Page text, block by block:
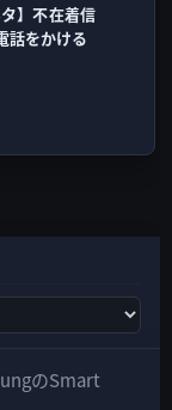
】不在着信
話をかける
のSmart